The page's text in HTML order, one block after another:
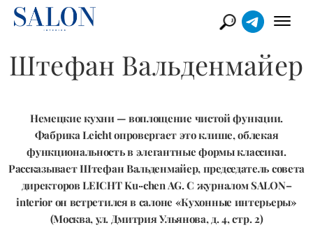
Штефан Вальденмайер
Немецкие кухни — воплощение чистой функции.
Фабрика Leicht опровергает это клише, облекая
функциональность в элегантные формы классики.
Рассказывает Штефан Вальденмайер, председатель совета
директоров LEICHT Ku··chen AG. С журналом SALON–
interior он встретился в салоне «Кухонные интерьеры»
(Москва, ул. Дмитрия Ульянова, д. 4, стр. 2)